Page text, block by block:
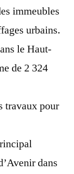
immeubles
urbains.
le Haut-
de 2 324
travaux pour
dans